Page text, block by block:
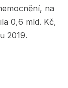
na
0,6 mld. Kč,
2019.